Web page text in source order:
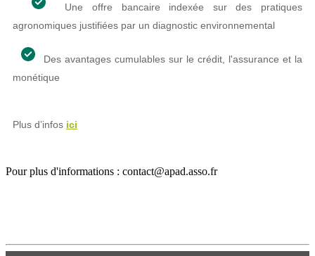
Une offre bancaire indexée sur des pratiques
agronomiques justifiées par un diagnostic environnemental
Des avantages cumulables sur le crédit, l'assurance et la
monétique
Plus d’infos ici
Pour plus d'informations : contact@apad.asso.fr